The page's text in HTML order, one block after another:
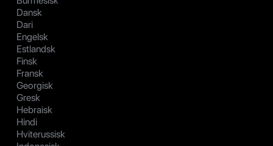
Dansk
Dari
Engelsk
Estlandsk
Finsk
Fransk
Georgisk
Gresk
Hebraisk
Hindi
Hviterussisk